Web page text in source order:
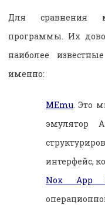
Для сравнения
программы. Их
наиболее
именно:
MEmu. Это
эмулятор
интерфейс,
Nox App